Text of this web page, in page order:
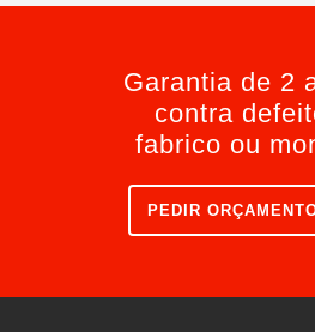
Garantia de 2
contra
fabrico ou
PEDIR